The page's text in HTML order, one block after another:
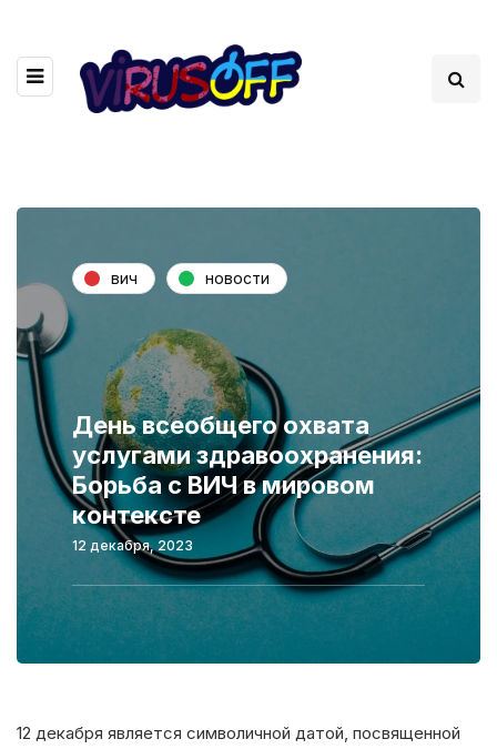
вич новости
День всеобщего охвата
услугами здравоохранения:
Борьба с ВИЧ в мировом
контексте
12 декабря, 2023
12 декабря является символичной датой, посвященной